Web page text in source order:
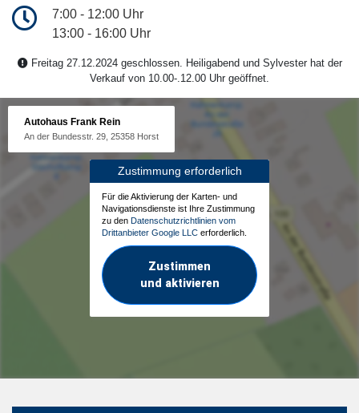
7:00 - 12:00 Uhr
13:00 - 16:00 Uhr
Freitag 27.12.2024 geschlossen. Heiligabend und Sylvester hat der
Verkauf von 10.00-.12.00 Uhr geöffnet.
Autohaus Frank Rein
An der Bundesstr. 29, 25358 Horst
Zustimmung erforderlich
Für die Aktivierung der Karten- und
Navigationsdienste ist Ihre Zustimmung
zu den Datenschutzrichtlinien vom
Drittanbieter Google LLC erforderlich.
Zustimmen
und aktivieren